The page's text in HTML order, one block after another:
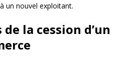
un nouvel exploitant.
la cession d’un